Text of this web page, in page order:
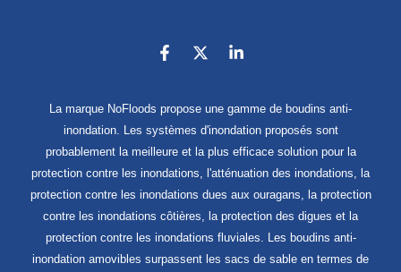
La marque NoFloods propose une gamme de boudins anti-
inondation. Les systèmes d'inondation proposés sont
probablement la meilleure et la plus efficace solution pour la
protection contre les inondations, l'atténuation des inondations, la
protection contre les inondations dues aux ouragans, la protection
contre les inondations côtières, la protection des digues et la
protection contre les inondations fluviales. Les boudins anti-
inondation amovibles surpassent les sacs de sable en termes de